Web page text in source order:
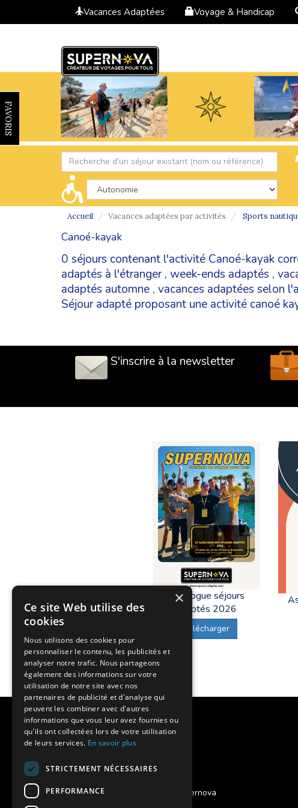
Vacances Adaptées Voyage & Handicap
FAVORIS
Accueil Vacances adaptées par activités Sports
Canoé-kayak
0 séjours contenant l'activité Canoé-kayak
adaptés à l'étranger, week-ends adaptés ,
adaptés automne , vacances adaptées selon
Séjour adapté proposant une activité canoé
S'inscrire à la newsletter
Catalogue séjours
adaptés 2026
Télécharger
Notre histoire
Nos engagements
Charte qualité
Projet des séjours adaptés Supernova
×
Ce site Web utilise des
cookies
Nous utilisons des cookies pour
personnaliser le contenu, les publicités et
analyser notre trafic. Nous partageons
également des informations sur votre
utilisation de notre site avec nos
partenaires de publicité et d'analyse qui
peuvent les combiner avec d'autres
informations que vous leur avez fournies ou
qu'ils ont collectées lors de votre utilisation
de leurs services. En savoir plus
STRICTEMENT NÉCESSAIRES
PERFORMANCE